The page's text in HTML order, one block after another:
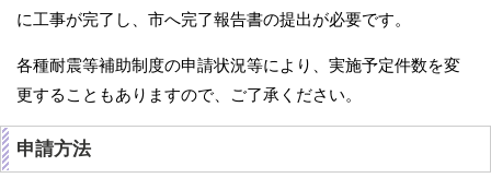
に工事が完了し、市へ完了報告書の提出が必要です。
各種耐震等補助制度の申請状況等により、実施予定件数を変
更することもありますので、ご了承ください。
申請方法